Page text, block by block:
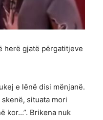
herë gjatë përgatitjeve
e lënë disi mënjanë.
situata mori
kor…”. Brikena nuk